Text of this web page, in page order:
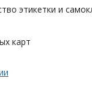
этикетки и
карт